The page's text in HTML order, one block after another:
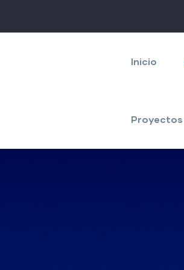
principal
Inicio
Proyectos